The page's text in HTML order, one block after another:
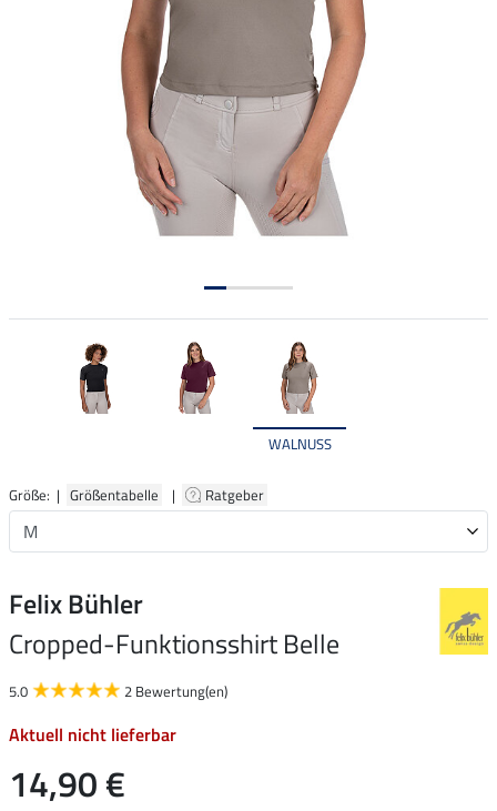
WALNUSS
Größe: | Größentabelle | Ratgeber
Felix Bühler
Cropped-Funktionsshirt Belle
5.0 2 Bewertung(en)
Aktuell nicht lieferbar
14,90 €